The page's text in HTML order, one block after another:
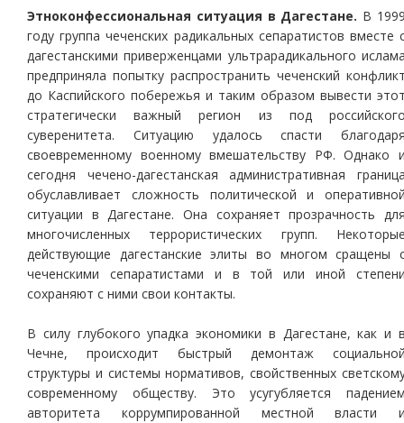
Этноконфессиональная ситуация в Дагестане. В
году группа чеченских радикальных сепаратистов вместе
дагестанскими приверженцами ультрарадикального
предприняла попытку распространить чеченский
до Каспийского побережья и таким образом вывести
стратегически важный регион из под
суверенитета. Ситуацию удалось спасти
своевременному военному вмешательству РФ. Однако
сегодня чечено-дагестанская административная
обуславливает сложность политической и
ситуации в Дагестане. Она сохраняет прозрачность
многочисленных террористических групп.
действующие дагестанские элиты во многом сращены
чеченскими сепаратистами и в той или иной
сохраняют с ними свои контакты.
В силу глубокого упадка экономики в Дагестане, как и
Чечне, происходит быстрый демонтаж
структуры и системы нормативов, свойственных
современному обществу. Это усугубляется
авторитета коррумпированной местной власти